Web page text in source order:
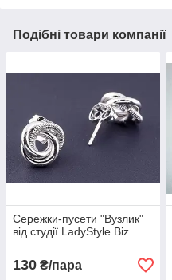
Подібні товари компанії
Сережки-пусети "Вузлик"
від студії LadyStyle.Biz
130 ₴/пара